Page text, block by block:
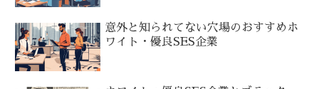
意外と知られてない穴場のおすすめホ
ワイト・優良SES企業